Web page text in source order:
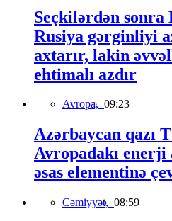
Seçkilərdən sonra
Rusiya gərginliyi
axtarır, lakin
ehtimalı azdır
Avropa, 09:23
Azərbaycan qazı
Avropadakı enerji
əsas elementinə
Cəmiyyət, 08:59